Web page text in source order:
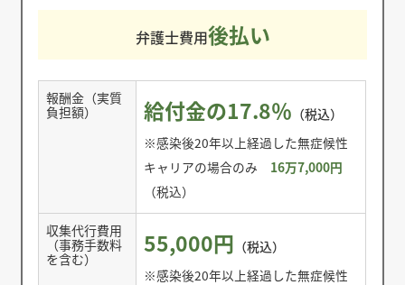
弁護士費用後払い
報酬金（実質
負担額）
給付金の17.8％ （税込）
※感染後20年以上経過した無症候性
キャリアの場合のみ 16万7,000円
（税込）
収集代行費用
（事務手数料
を含む）
55,000円 （税込）
※感染後20年以上経過した無症候性